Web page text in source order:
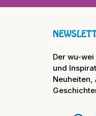
Der wu-
und
Neuheiten,